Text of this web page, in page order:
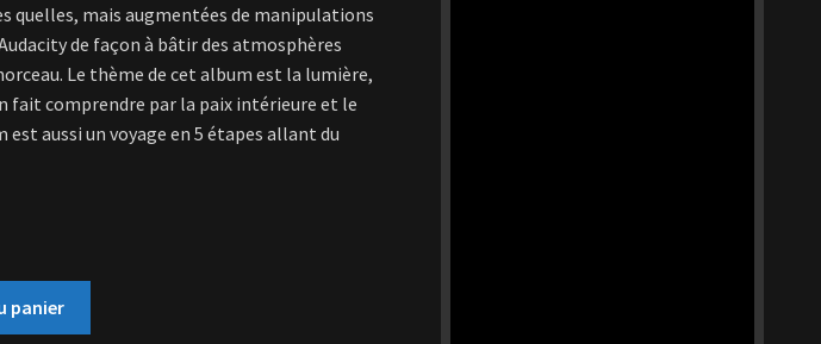
quelles, mais augmentées de manipulations
de façon à bâtir des atmosphères
Le thème de cet album est la lumière,
fait comprendre par la paix intérieure et le
est aussi un voyage en 5 étapes allant du
panier